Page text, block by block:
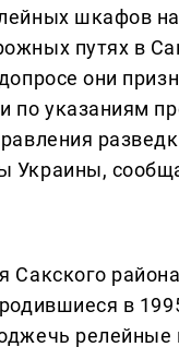
шкафов на
путях в
они
по указаниям
Украины,
Сакского
в